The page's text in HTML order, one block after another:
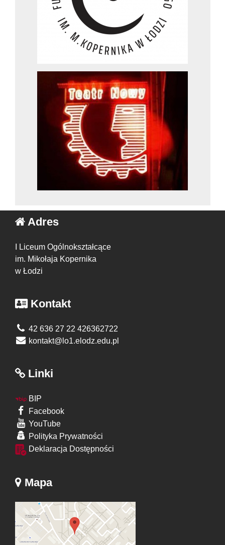
Adres
I Liceum Ogólnokształcące
im. Mikołaja Kopernika
w Łodzi
Kontakt
42 636 27 22 426362722
kontakt@lo1.elodz.edu.pl
Linki
BIP
Facebook
YouTube
Polityka Prywatności
Deklaracja Dostępności
Mapa